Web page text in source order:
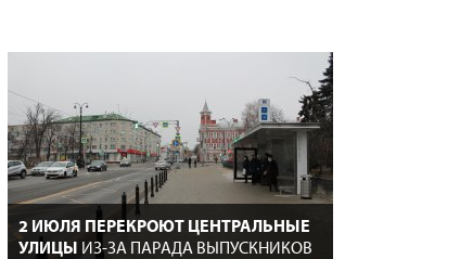
2 ИЮЛЯ ПЕРЕКРОЮТ ЦЕНТРАЛЬНЫЕ
УЛИЦЫ ИЗ-ЗА ПАРАДА ВЫПУСКНИКОВ